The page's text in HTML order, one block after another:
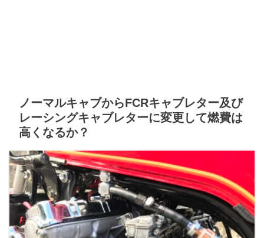
ノーマルキャブからFCRキャブレター及び
レーシングキャブレターに変更して燃費は
高くなるか？